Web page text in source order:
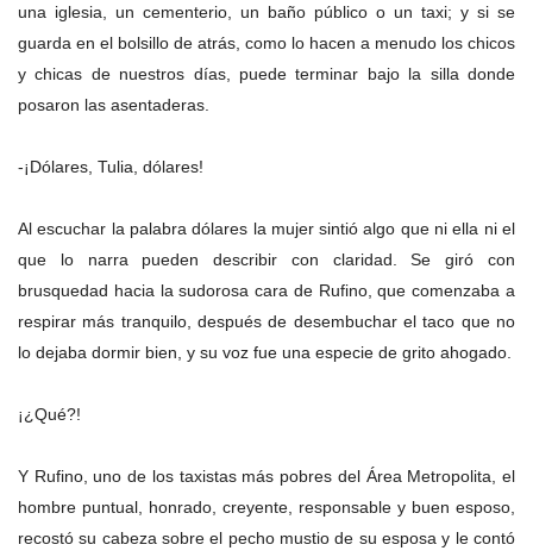
una iglesia, un cementerio, un baño público o un taxi; y si se
guarda en el bolsillo de atrás, como lo hacen a menudo los chicos
y chicas de nuestros días, puede terminar bajo la silla donde
posaron las asentaderas.
-¡Dólares, Tulia, dólares!
Al escuchar la palabra dólares la mujer sintió algo que ni ella ni el
que lo narra pueden describir con claridad. Se giró con
brusquedad hacia la sudorosa cara de Rufino, que comenzaba a
respirar más tranquilo, después de desembuchar el taco que no
lo dejaba dormir bien, y su voz fue una especie de grito ahogado.
¡¿Qué?!
Y Rufino, uno de los taxistas más pobres del Área Metropolita, el
hombre puntual, honrado, creyente, responsable y buen esposo,
recostó su cabeza sobre el pecho mustio de su esposa y le contó